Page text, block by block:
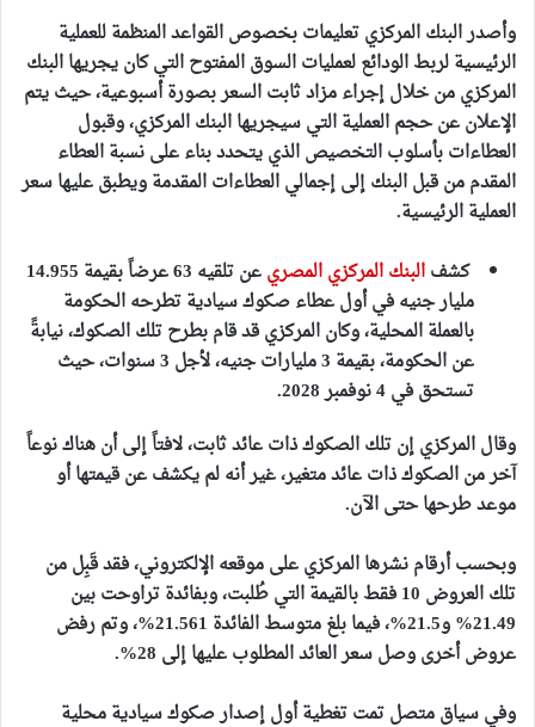
وأصدر البنك المركزي تعليمات بخصوص القواعد المنظمة للعملية
الرئيسية لربط الودائع لعمليات السوق المفتوح التي كان يجريها البنك
المركزي من خلال إجراء مزاد ثابت السعر بصورة أسبوعية، حيث يتم
الإعلان عن حجم العملية التي سيجريها البنك المركزي، وقبول
العطاءات بأسلوب التخصيص الذي يتحدد بناء على نسبة العطاء
المقدم من قبل البنك إلى إجمالي العطاءات المقدمة ويطبق عليها سعر
العملية الرئيسية.
كشفالبنك المركزي المصري
عن تلقيه 63 عرضاً بقيمة 14.955
مليار جنيه في أول عطاء صكوك سيادية تطرحه الحكومة
بالعملة المحلية، وكان المركزي قد قام بطرح تلك الصكوك، نيابةً
عن الحكومة، بقيمة 3 مليارات جنيه، لأجل 3 سنوات، حيث
تستحق في 4 نوفمبر 2028.
وقال المركزي إن تلك الصكوك ذات عائد ثابت، لافتاً إلى أن هناك نوعاً
آخر من الصكوك ذات عائد متغير، غير أنه لم يكشف عن قيمتها أو
موعد طرحها حتى الآن.
وبحسب أرقام نشرها المركزي على موقعه الإلكتروني، فقد قَبِل من
تلك العروض 10 فقط بالقيمة التي طُلبت، وبفائدة تراوحت بين
21.49% و21.5%، فيما بلغ متوسط الفائدة 21.561%، وتم رفض
عروض أخرى وصل سعر العائد المطلوب عليها إلى 28%.
وفي سياق متصل تمت تغطية أول إصدار صكوك سيادية محلية